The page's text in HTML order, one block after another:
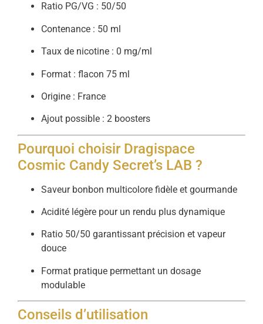
Ratio PG/VG : 50/50
Contenance : 50 ml
Taux de nicotine : 0 mg/ml
Format : flacon 75 ml
Origine : France
Ajout possible : 2 boosters
Pourquoi choisir Dragispace
Cosmic Candy Secret’s LAB ?
Saveur bonbon multicolore fidèle et gourmande
Acidité légère pour un rendu plus dynamique
Ratio 50/50 garantissant précision et vapeur
douce
Format pratique permettant un dosage
modulable
Conseils d’utilisation